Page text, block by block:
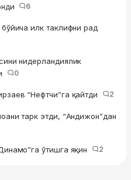
6
илк таклифни рад
нидерландиялик
0
“Нефтчи”га қайтди 2
тарк этди, “Андижон”дан
ўтишга яқин 2